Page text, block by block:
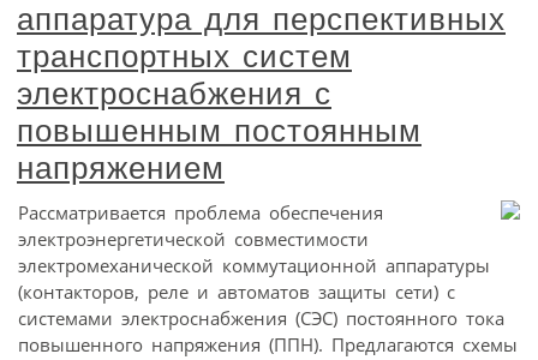
аппаратура для перспективных
транспортных систем
электроснабжения с
повышенным постоянным
напряжением
Рассматривается проблема обеспечения
электроэнергетической совместимости
электромеханической коммутационной аппаратуры
(контакторов, реле и автоматов защиты сети) с
системами электроснабжения (СЭС) постоянного тока
повышенного напряжения (ППН). Предлагаются схемы